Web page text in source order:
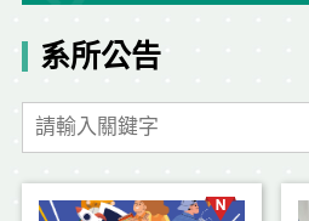
系所公告